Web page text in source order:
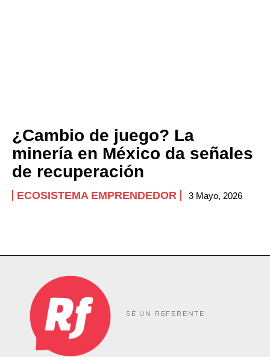
¿Cambio de juego? La
minería en México da señales
de recuperación
ECOSISTEMA EMPRENDEDOR 3 Mayo, 2026
SÉ UN REFERENTE